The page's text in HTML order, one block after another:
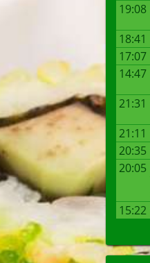
19:08
18:41
17:07
14:47
21:31
21:11
20:35
20:05
15:22